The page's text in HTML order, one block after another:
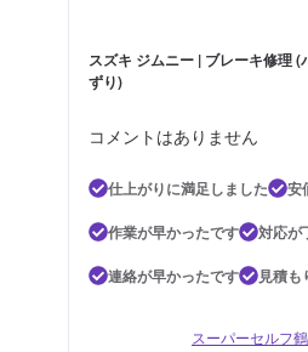
スズキ ジムニー | ブレーキ修理 (
ずり)
コメントはありません
仕上がりに満足しました
安
作業が早かったです
対応が
連絡が早かったです
見積も
スーパーセルフ